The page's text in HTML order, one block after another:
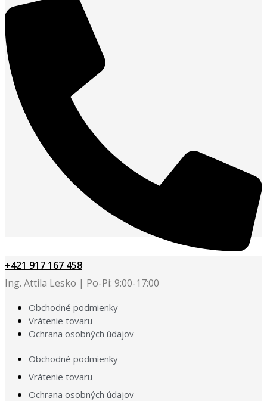
+421 917 167 458
Ing. Attila Lesko | Po-Pi: 9:00-17:00
Obchodné podmienky
Vrátenie tovaru
Ochrana osobných údajov
Obchodné podmienky
Vrátenie tovaru
Ochrana osobných údajov